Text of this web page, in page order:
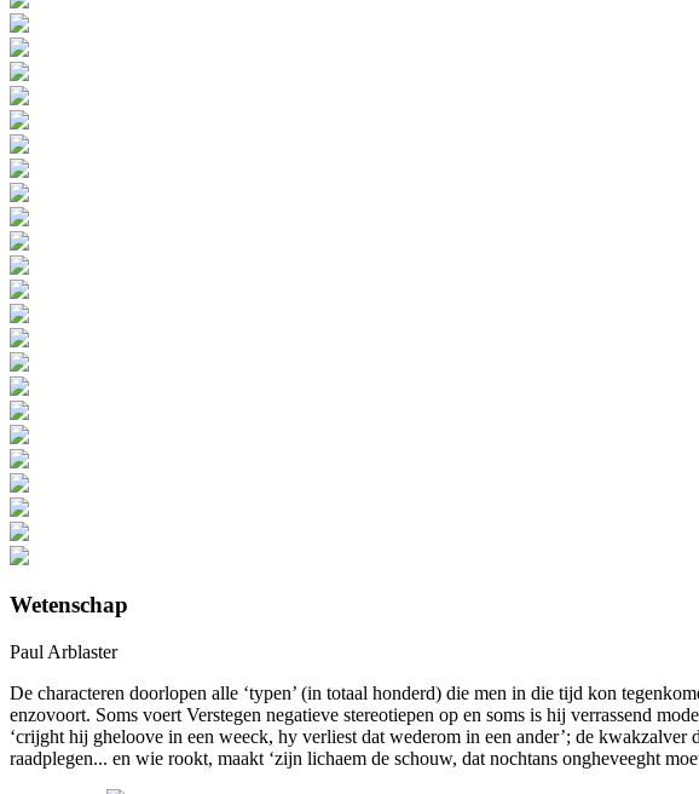
Wetenschap
Paul Arblaster
De characteren doorlopen alle ‘typen’ (in totaal honderd) die men in die tijd kon
enzovoort. Soms voert Verstegen negatieve stereotiepen op en soms is hij verrassend
‘crijght hij gheloove in een weeck, hy verliest dat wederom in een ander’; de
raadplegen... en wie rookt, maakt ‘zijn lichaem de schouw, dat nochtans ongheveeght